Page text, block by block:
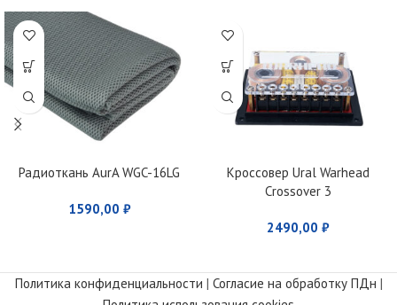
Радиоткань AurA WGC-16LG
1590,00 ₽
Кроссовер Ural Warhead
Crossover 3
2490,00 ₽
Политика конфиденциальности | Согласие на обработку ПДн |